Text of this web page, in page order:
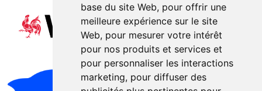
base du site Web, pour offrir une
meilleure expérience sur le site
Web, pour mesurer votre intérêt
pour nos produits et services et
pour personnaliser les interactions
marketing, pour diffuser des